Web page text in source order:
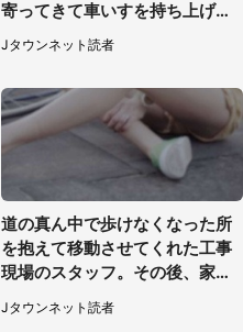
寄ってきて車いすを持ち上げ連
れて行った（福岡県・60代女
性）
Jタウンネット読者
道の真ん中で歩けなくなった所
を抱えて移動させてくれた工事
現場のスタッフ。その後、家ま
で私を送ると（大阪府・40代女
性）
Jタウンネット読者